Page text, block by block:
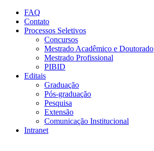
Conteúdo principal
FAQ
Contato
Processos Seletivos
Concursos
Mestrado Acadêmico e Doutorado
Mestrado Profissional
PIBID
Editais
Graduação
Pós-graduação
Pesquisa
Extensão
Comunicação Institucional
Intranet